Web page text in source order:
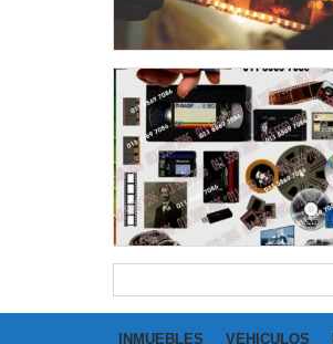
INMUEBLES VEHICULOS